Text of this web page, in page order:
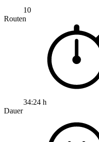
10
Routen
34:24 h
Dauer